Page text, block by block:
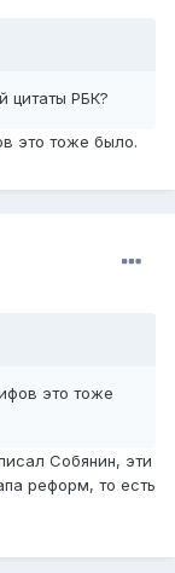
цитаты РБК?
это тоже было.
это тоже
Собянин, эти
реформ, то есть